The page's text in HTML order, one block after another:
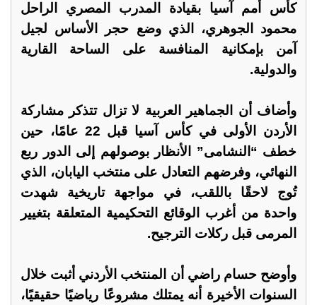
كأس أمم آسيا بقيادة المدرب المصري الراحل
محمود الجوهري، الذي وضع حجر الأساس لجيل
آمن بإمكانية المنافسة على الساحة القارية
والدولية.
وأضاف أن الجماهير العربية لا تزال تتذكر مشاركة
الأردن الأولى في كأس آسيا قبل 22 عامًا، حين
خطف “النشامى” الأنظار بوصولهم إلى الدور ربع
النهائي، وفرضهم التعادل على منتخب اليابان، الذي
تُوج لاحقًا باللقب، في مواجهة تاريخية شهدت
واحدة من أغرب الوقائع التحكيمية المتعلقة بتغيير
المرمى قبل ركلات الترجيح.
وأوضح حسام راضي أن المنتخب الأردني أثبت خلال
السنوات الأخيرة أنه يمتلك مشروعًا رياضيًا حقيقيًا،